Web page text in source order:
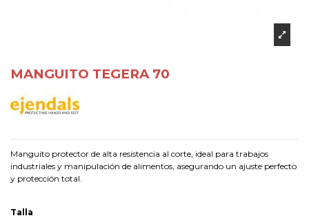
MANGUITO TEGERA 70
Manguito protector de alta resistencia al corte, ideal para trabajos
industriales y manipulación de alimentos, asegurando un ajuste perfecto
y protección total.
Talla